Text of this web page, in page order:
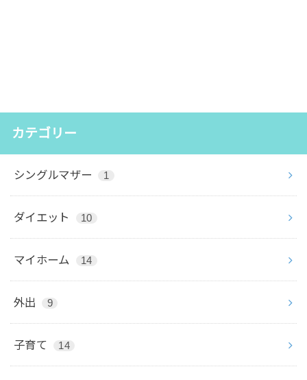
カテゴリー
シングルマザー 1
ダイエット 10
マイホーム 14
外出 9
子育て 14